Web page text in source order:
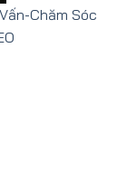
Chăm Sóc